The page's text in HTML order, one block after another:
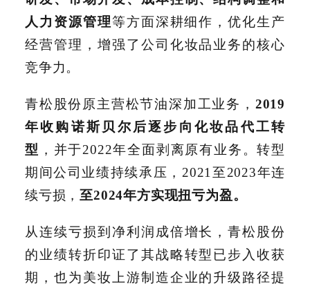
人力资源管理等方面深耕细作，优化生产
经营管理，增强了公司化妆品业务的核心
竞争力。
青松股份原主营松节油深加工业务， 2019
年收购诺斯贝尔后逐步向化妆品代工转
型 ，并于2022年全面剥离原有业务。转型
期间公司业绩持续承压，2021至2023年连
续亏损，至2024年方实现扭亏为盈。
从连续亏损到净利润成倍增长，青松股份
的业绩转折印证了其战略转型已步入收获
期，也为美妆上游制造企业的升级路径提